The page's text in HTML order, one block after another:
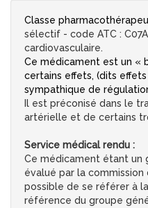
Classe
sélectif - code ATC :
cardiovasculaire.
Ce médicament est un «
certains effets, (dits
sympathique de
Il est préconisé dans le
artérielle et de certains
Service médical rendu :
Ce médicament étant un
évalué par la
possible de se référer à
référence du groupe